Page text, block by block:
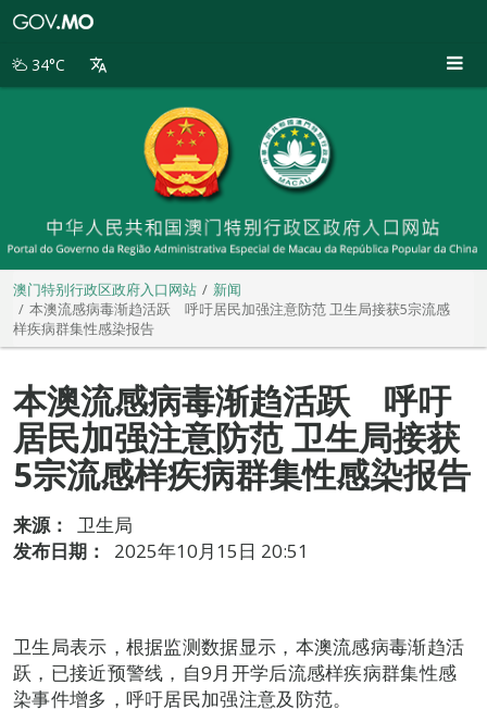
别
34°C
澳门特别行政区政府入口网站
新闻
本澳流感病毒渐趋活跃 呼吁居民加强注意防范 卫生局接获5宗流感
样疾病群集性感染报告
本澳流感病毒渐趋活跃 呼吁
居民加强注意防范 卫生局接获
5宗流感样疾病群集性感染报告
来源：
卫生局
发布日期：
2025年10月15日 20:51
卫生局表示，根据监测数据显示，本澳流感病毒渐趋活
跃，已接近预警线，自9月开学后流感样疾病群集性感
染事件增多，呼吁居民加强注意及防范。